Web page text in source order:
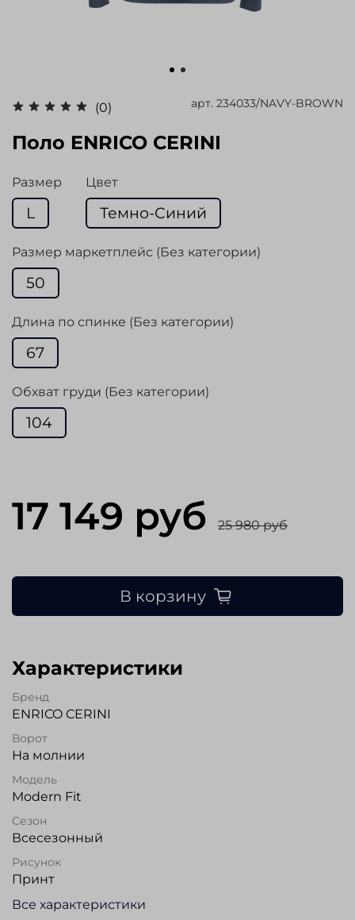
(0) арт. 234033/NAVY-BROWN
Поло ENRICO CERINI
Размер
L
Цвет
Темно-Синий
Размер маркетплейс (Без категории)
50
Длина по спинке (Без категории)
67
Обхват груди (Без категории)
104
17 149 руб 25 980 руб
В корзину
Характеристики
Бренд
ENRICO CERINI
Ворот
На молнии
Модель
Modern Fit
Сезон
Всесезонный
Рисунок
Принт
Все характеристики